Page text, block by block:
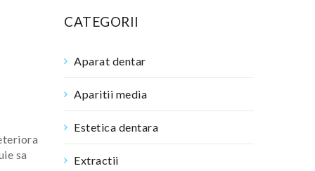
sa
CATEGORII
Aparat dentar
Aparitii media
Estetica dentara
Extractii